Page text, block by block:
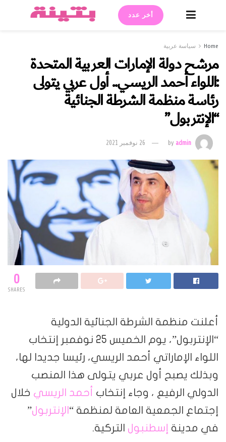
أخر عدد
Home سياسة عربية
مرشح دولة الإمارات العربية المتحدة
:اللواء أحمد الريسي.. أول عربي يتولى
رئاسة منظمة الشرطة الجنائية
“الإنتربول”
byadmin 26 نوفمبر 2021
0
SHARES
أعلنت منظمة الشرطة الجنائية الدولية
“الإنتربول”، يوم الخميس 25 نوفمبر إنتخاب
اللواء الإماراتي أحمد الريسي، رئيسا جديدا لها،
وبذلك يصبح أول عربي يتولى هذا المنصب
الدولي الرفيع ، وجاء إنتخاب أحمد الريسي خلال
إجتماع الجمعية العامة لمنظمة “الإنتربول”
في مدينة إسطنبول التركية.